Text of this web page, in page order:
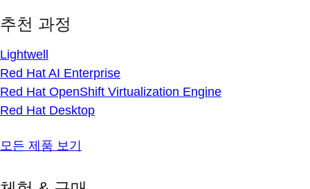
추천 과정
Lightwell
Red Hat AI Enterprise
Red Hat OpenShift Virtualization Engine
Red Hat Desktop
모든 제품 보기